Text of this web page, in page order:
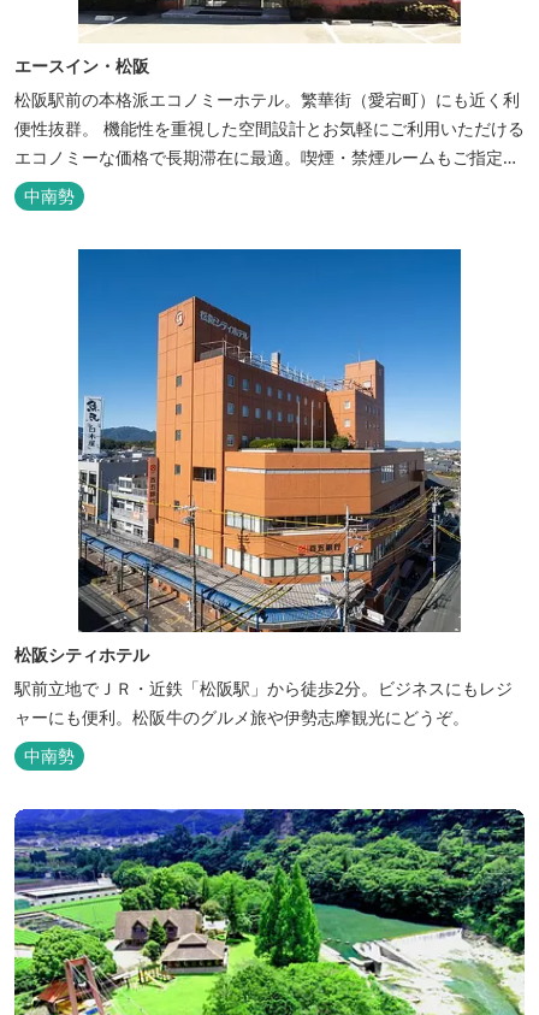
エースイン・松阪
松阪駅前の本格派エコノミーホテル。繁華街（愛宕町）にも近く利
便性抜群。 機能性を重視した空間設計とお気軽にご利用いただける
エコノミーな価格で長期滞在に最適。喫煙・禁煙ルームもご指定い
ただけます。 無料サービス ・３０種類以上の和洋朝食ビュッフェ
（6:30～9:30） ・アルコールも無料のウェルカムドリンクサービス
（18:00～20:00）
中南勢
松阪シティホテル
駅前立地でＪＲ・近鉄「松阪駅」から徒歩2分。ビジネスにもレジ
ャーにも便利。松阪牛のグルメ旅や伊勢志摩観光にどうぞ。
中南勢